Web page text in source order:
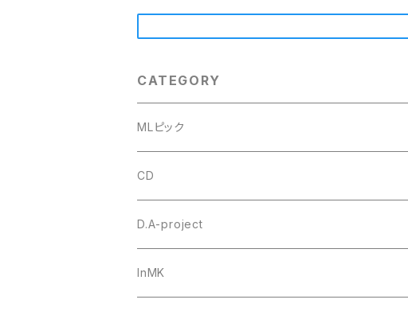
CATEGORY
MLピック
#4 ミニトライアングル
セルロース
ポリアセタール
ウルテム
Triangle トライアングル オニギリ
＃1 トライアングル
CD
トゥクトゥクスキップ
goh
D.A-project
オリジナル
InMK